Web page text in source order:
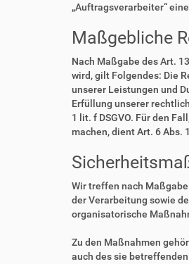
„Auftragsverarbeiter“
Maßgebliche
Nach Maßgabe des Art.
wird, gilt Folgendes: Die
unserer Leistungen und
Erfüllung unserer
1 lit. f DSGVO. Für den
machen, dient Art. 6 Abs.
Wir treffen nach
der Verarbeitung sowie
organisatorische
Zu den Maßnahmen
auch des sie